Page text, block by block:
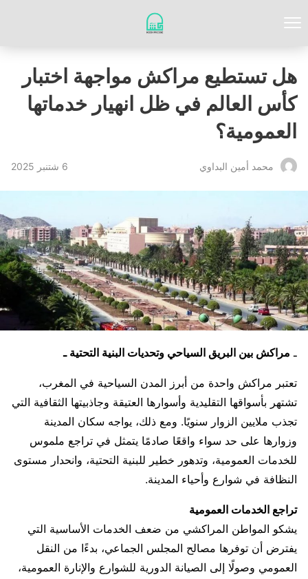
هل تستطيع مراكش مواجهة اختبار
كأس العالم في ظل انهيار خدماتها
العمومية؟
محمد أمين البداوي 6 شتنبر 2025
ـ مراكش بين البريق السياحي وتحديات البنية التحتية ـ
تعتبر مراكش واحدة من أبرز المدن السياحية في المغرب،
تشتهر بأسواقها التقليدية وأسوارها العتيقة وجاذبيتها الثقافية التي
تجذب ملايين الزوار سنويًا. ومع ذلك، يواجه سكان المدينة
وزوارها على حد سواء واقعًا صادمًا يتمثل في تراجع ملموس
للخدمات العمومية، وتدهور خطير للبنية التحتية، وانحدار مستوى
النظافة في شوارع وأحياء المدينة.
تراجع الخدمات العمومية
يشكو المواطن المراكشي من ضعف الخدمات الأساسية التي
يفترض أن توفرها مصالح المجلس الجماعي، بدءًا من النقل
العمومي وصولًا إلى الصيانة الدورية للشوارع والإنارة العمومية،